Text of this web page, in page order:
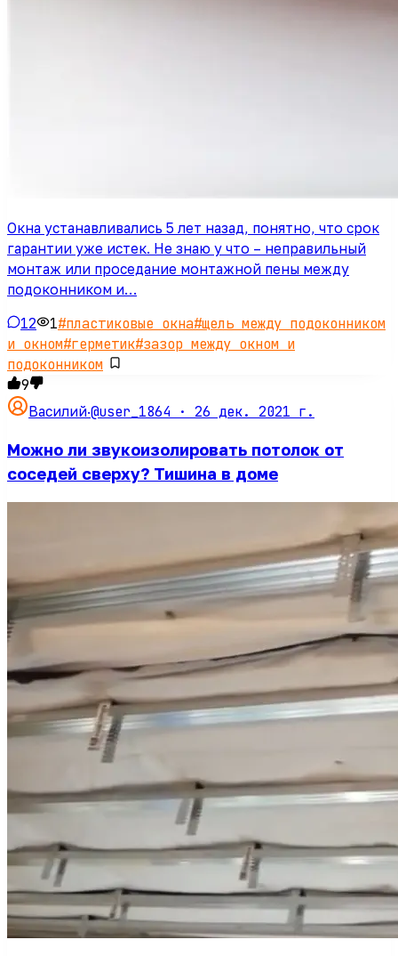
Окна устанавливались 5 лет назад, понятно, что срок
гарантии уже истек. Не знаю у что – неправильный
монтаж или проседание монтажной пены между
подоконником и…
12 1#пластиковые окна#щель между подоконником
и окном#герметик#зазор между окном и
подоконником
9
Василий·@user_1864 · 26 дек. 2021 г.
Можно ли звукоизолировать потолок от
соседей сверху? Тишина в доме